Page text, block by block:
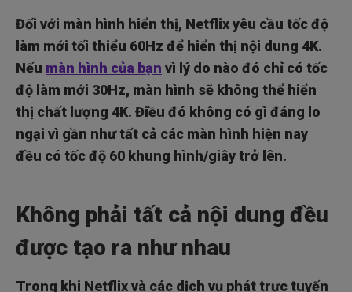
Đối với màn hình hiển thị, Netflix yêu cầu tốc độ
làm mới tối thiểu 60Hz để hiển thị nội dung 4K.
Nếu màn hình của bạn vì lý do nào đó chỉ có tốc
độ làm mới 30Hz, màn hình sẽ không thể hiển
thị chất lượng 4K. Điều đó không có gì đáng lo
ngại vì gần như tất cả các màn hình hiện nay
đều có tốc độ 60 khung hình/giây trở lên.
Không phải tất cả nội dung đều
được tạo ra như nhau
Trong khi Netflix và các dịch vụ phát trực tuyến